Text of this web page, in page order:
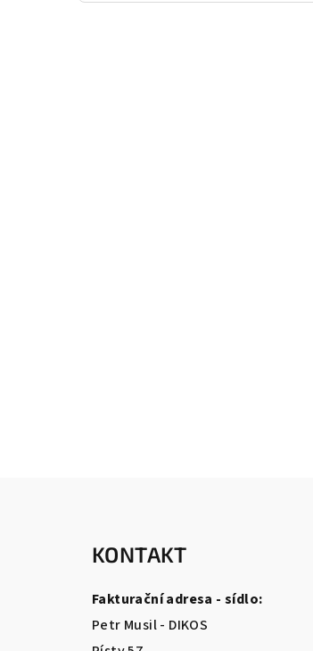
KONTAKT
Fakturační adresa - sídlo:
Petr Musil - DIKOS